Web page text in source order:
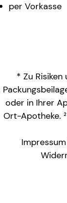
per Vorkasse
* Zu Risiken
oder in Ihrer
Ort-Apotheke.
Impressum